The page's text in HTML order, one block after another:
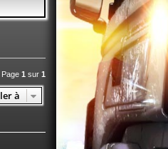
Page 1 sur 1
à